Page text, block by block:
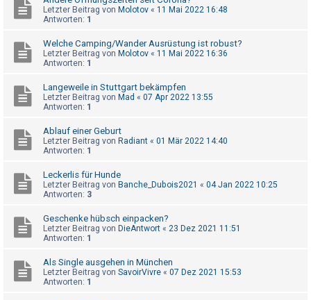
A
k
e
T
e
m
e
S
Letzter Beitrag von Molotov « 11 Mai 2022 16:48
Antworten: 1
Welche Camping/Wander Ausrüstung ist robust?
Letzter Beitrag von Molotov « 11 Mai 2022 16:36
Antworten: 1
Langeweile in Stuttgart bekämpfen
Letzter Beitrag von Mad « 07 Apr 2022 13:55
Antworten: 1
Ablauf einer Geburt
Letzter Beitrag von Radiant « 01 Mär 2022 14:40
Antworten: 1
Leckerlis für Hunde
Letzter Beitrag von Banche_Dubois2021 « 04 Jan 2022 10:25
Antworten: 3
Geschenke hübsch einpacken?
Letzter Beitrag von DieAntwort « 23 Dez 2021 11:51
Antworten: 1
Als Single ausgehen in München
Letzter Beitrag von SavoirVivre « 07 Dez 2021 15:53
Antworten: 1